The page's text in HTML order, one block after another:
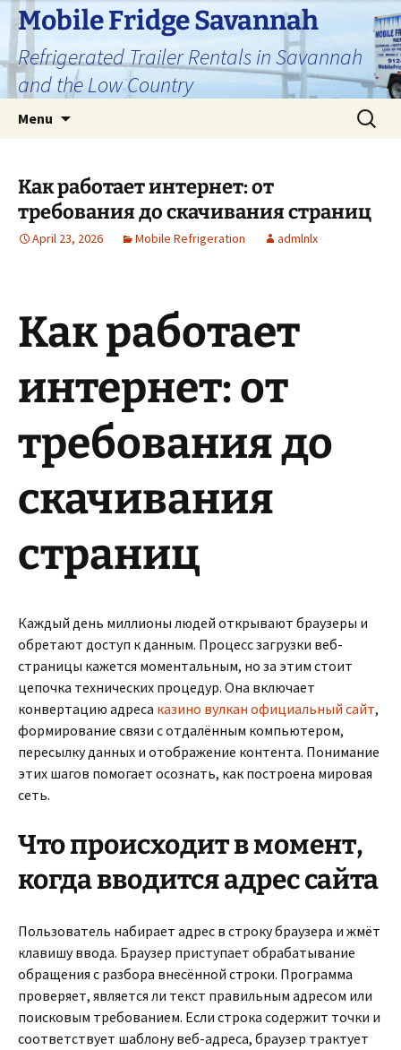
Skip
content
Mobile Fridge Savannah
Refrigerated Trailer Rentals in Savannah
and the Low Country
Menu
Search
for:
Как работает интернет: от
требования до скачивания страниц
April 23, 2026 Mobile Refrigeration admlnlx
Как работает
интернет: от
требования до
скачивания
страниц
Каждый день миллионы людей открывают браузеры и
обретают доступ к данным. Процесс загрузки веб-
страницы кажется моментальным, но за этим стоит
цепочка технических процедур. Она включает
конвертацию адреса казино вулкан официальный сайт,
формирование связи с отдалённым компьютером,
пересылку данных и отображение контента. Понимание
этих шагов помогает осознать, как построена мировая
сеть.
Что происходит в момент,
когда вводится адрес сайта
Пользователь набирает адрес в строку браузера и жмёт
клавишу ввода. Браузер приступает обрабатывание
обращения с разбора внесённой строки. Программа
проверяет, является ли текст правильным адресом или
поисковым требованием. Если строка содержит точки и
соответствует шаблону веб-адреса, браузер трактует